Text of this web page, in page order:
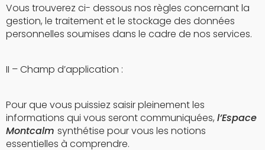
Vous trouverez ci- dessous nos règles concernant la
gestion, le traitement et le stockage des données
personnelles soumises dans le cadre de nos services.
II – Champ d’application :
Pour que vous puissiez saisir pleinement les
informations qui vous seront communiquées, l’Espace
Montcalm synthétise pour vous les notions
essentielles à comprendre.